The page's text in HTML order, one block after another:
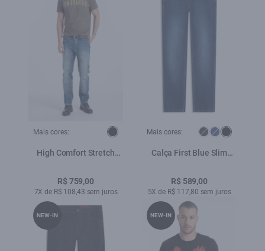
Mais cores:
High Comfort Stretch
Lav.Médio C/ Foam
R$ 759,00
7X de R$ 108,43 sem juros
Mais cores:
Calça First Blue Slim
R$ 589,00
5X de R$ 117,80 sem juros
NEW-IN NEW-IN